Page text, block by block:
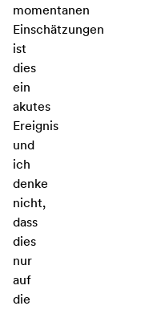
momentanen
Einschätzungen
ist
dies
ein
akutes
Ereignis
und
ich
denke
nicht,
dass
dies
nur
auf
die